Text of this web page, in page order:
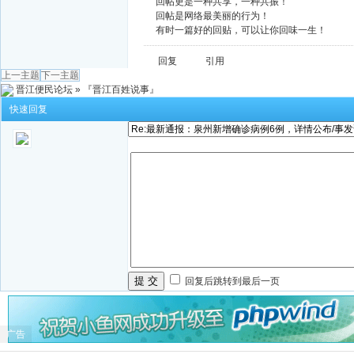
回帖是网络最美丽的行为！
有时一篇好的回贴，可以让你回味一生！
回复
引用
上一主题 下一主题
晋江便民论坛 »
『晋江百姓说事』
快速回复
提 交 回复后跳转到最后一页
广告